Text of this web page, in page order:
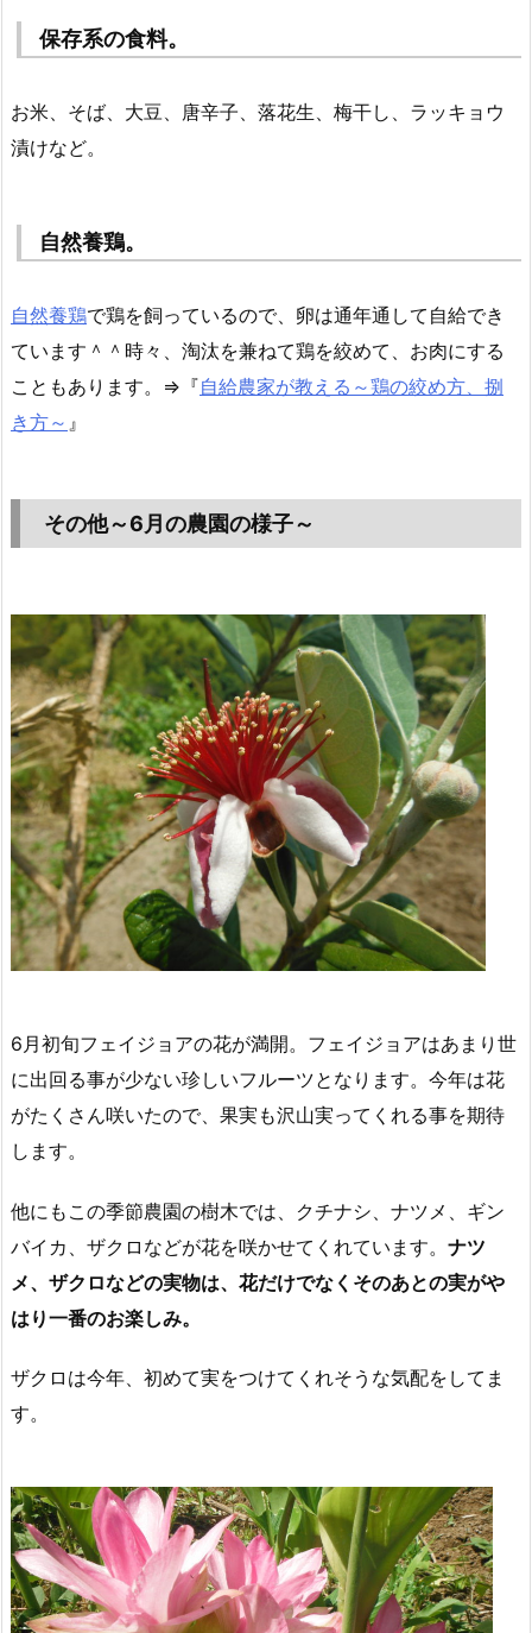
保存系の食料。
お米、そば、大豆、唐辛子、落花生、梅干し、ラッキョウ
漬けなど。
自然養鶏。
自然養鶏で鶏を飼っているので、卵は通年通して自給でき
ています＾＾時々、淘汰を兼ねて鶏を絞めて、お肉にする
こともあります。⇒『自給農家が教える～鶏の絞め方、捌
き方～ 』
その他～6月の農園の様子～
6月初旬フェイジョアの花が満開。フェイジョアはあまり世
に出回る事が少ない珍しいフルーツとなります。今年は花
がたくさん咲いたので、果実も沢山実ってくれる事を期待
します。
他にもこの季節農園の樹木では、クチナシ、ナツメ、ギン
バイカ、ザクロなどが花を咲かせてくれています。 ナツ
メ、ザクロなどの実物は、花だけでなくそのあとの実がや
はり一番のお楽しみ。
ザクロは今年、初めて実をつけてくれそうな気配をしてま
す。